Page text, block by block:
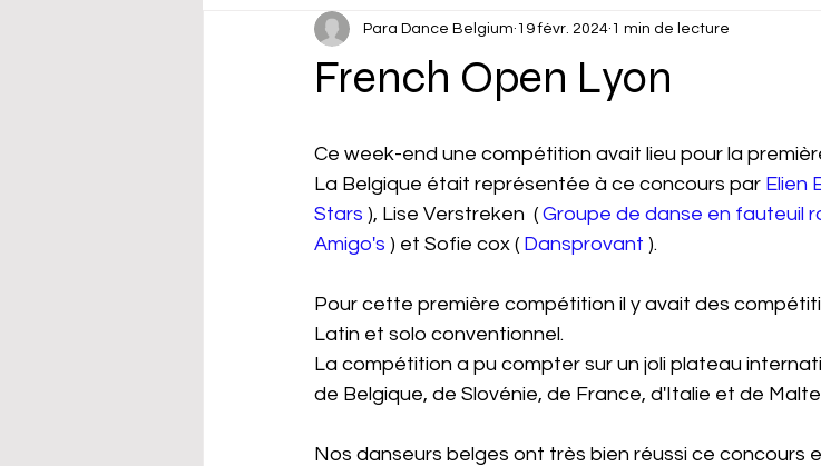
French Open Lyon
Para Dance Belgium 19 févr. 2024 1 min de lecture
Ce week-end une compétition avait lieu pour la
La Belgique était représentée à ce concours par Elien
Stars ), Lise Verstreken  ( Groupe de danse en fauteuil
Amigo's ) et Sofie cox ( Dansprovant ).
Pour cette première compétition il y avait des
Latin et solo conventionnel.
La compétition a pu compter sur un joli plateau
de Belgique, de Slovénie, de France, d'Italie et de
Nos danseurs belges ont très bien réussi ce concours